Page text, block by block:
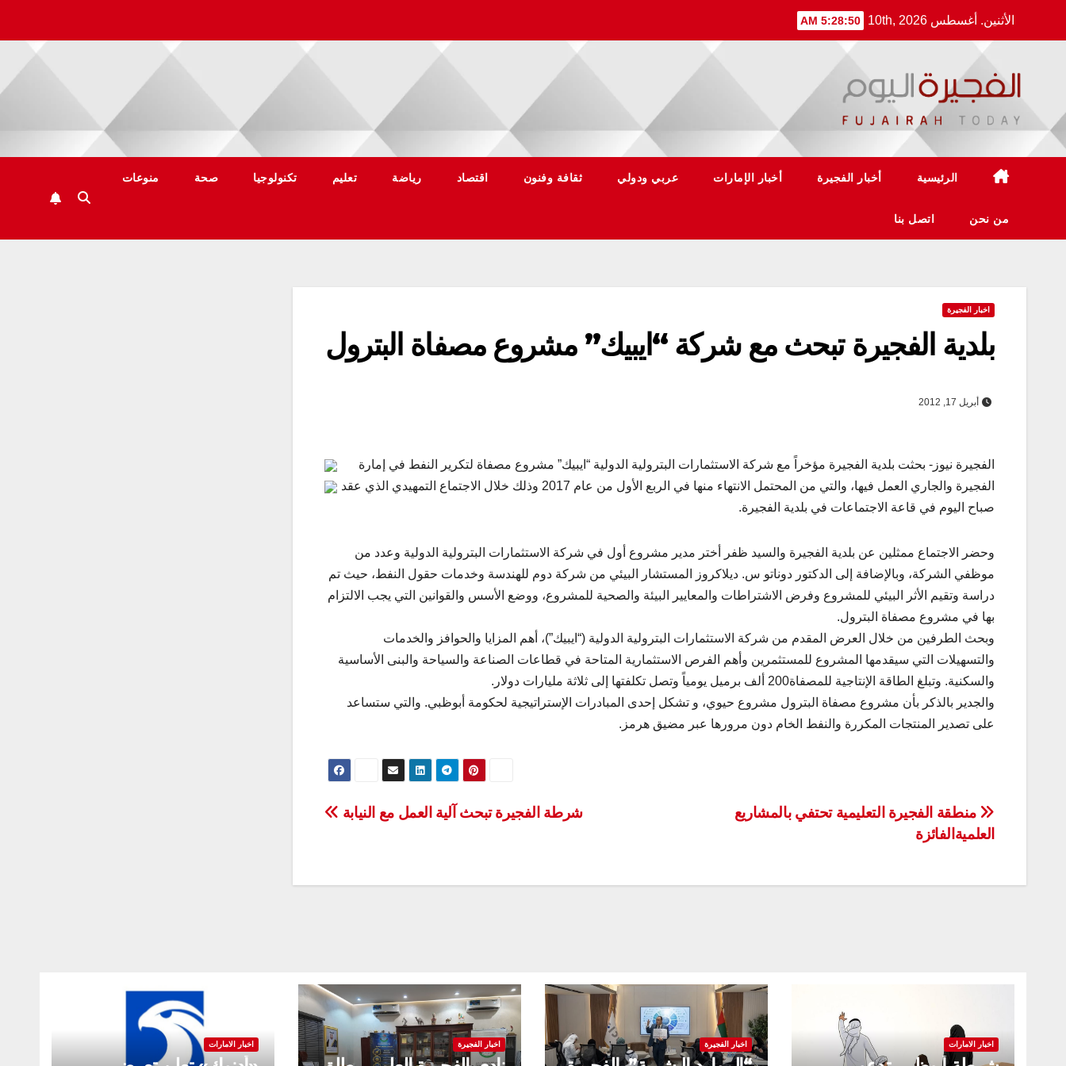
الأثنين. أغسطس 10th, 2026 5:28:51 AM
الرئيسية أخبار الفجيرة أخبار الإمارات عربي ودولي ثقافة وفنون اقتصاد رياضة تعليم تكنولوجيا صحة منوعات
من نحن اتصل بنا
اخبار الفجيرة
بلدية الفجيرة تبحث مع شركة “ايبيك” مشروع مصفاة البترول
أبريل 17, 2012
الفجيرة نيوز- بحثت بلدية الفجيرة مؤخراً مع شركة الاستثمارات البترولية الدولية “ايبيك” مشروع مصفاة لتكرير النفط في إمارة
الفجيرة والجاري العمل فيها، والتي من المحتمل الانتهاء منها في الربع الأول من عام 2017 وذلك خلال الاجتماع التمهيدي الذي عقد
صباح اليوم في قاعة الاجتماعات في بلدية الفجيرة.
وحضر الاجتماع ممثلين عن بلدية الفجيرة والسيد ظفر أختر مدير مشروع أول في شركة الاستثمارات البترولية الدولية وعدد من
موظفي الشركة، وبالإضافة إلى الدكتور دوناتو س. ديلاكروز المستشار البيئي من شركة دوم للهندسة وخدمات حقول النفط، حيث تم
دراسة وتقيم الأثر البيئي للمشروع وفرض الاشتراطات والمعايير البيئة والصحية للمشروع، ووضع الأسس والقوانين التي يجب الالتزام
بها في مشروع مصفاة البترول.
وبحث الطرفين من خلال العرض المقدم من شركة الاستثمارات البترولية الدولية (“ايبيك”)، أهم المزايا والحوافز والخدمات
والتسهيلات التي سيقدمها المشروع للمستثمرين وأهم الفرص الاستثمارية المتاحة في قطاعات الصناعة والسياحة والبنى الأساسية
والسكنية. وتبلغ الطاقة الإنتاجية للمصفاة200 ألف برميل يومياً وتصل تكلفتها إلى ثلاثة مليارات دولار.
والجدير بالذكر بأن مشروع مصفاة البترول مشروع حيوي، و تشكل إحدى المبادرات الإستراتيجية لحكومة أبوظبي. والتي ستساعد
على تصدير المنتجات المكررة والنفط الخام دون مرورها عبر مضيق هرمز.
تصفّح
المقالات
شرطة الفجيرة تبحث آلية العمل مع النيابة
منطقة الفجيرة التعليمية تحتفي بالمشاريع
العلميةالفائزة
اخبار الامارات اخبار الفجيرة اخبار الفجيرة اخبار الامارات